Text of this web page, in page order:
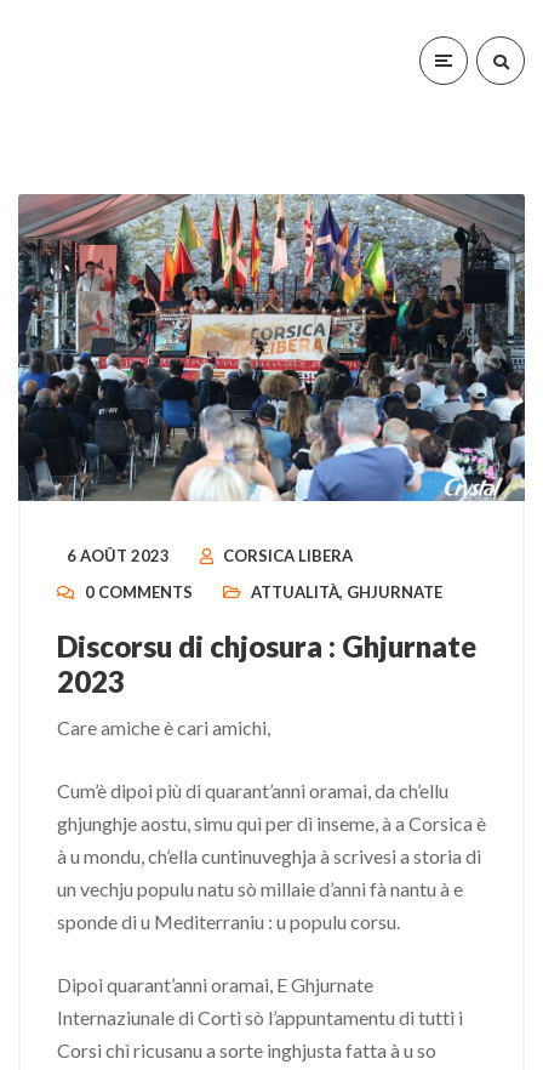
6 AOÛT 2023
CORSICA LIBERA
0 COMMENTS
ATTUALITÀ, GHJURNATE
Discorsu di chjosura : Ghjurnate
2023
Care amiche è cari amichi,
Cum’è dipoi più di quarant’anni oramai, da ch’ellu
ghjunghje aostu, simu quì per dì inseme, à a Corsica è
à u mondu, ch’ella cuntinuveghja à scrivesi a storia di
un vechju populu natu sò millaie d’anni fà nantu à e
sponde di u Mediterraniu : u populu corsu.
Dipoi quarant’anni oramai, E Ghjurnate
Internaziunale di Corti sò l’appuntamentu di tutti i
Corsi chì ricusanu a sorte inghjusta fatta à u so